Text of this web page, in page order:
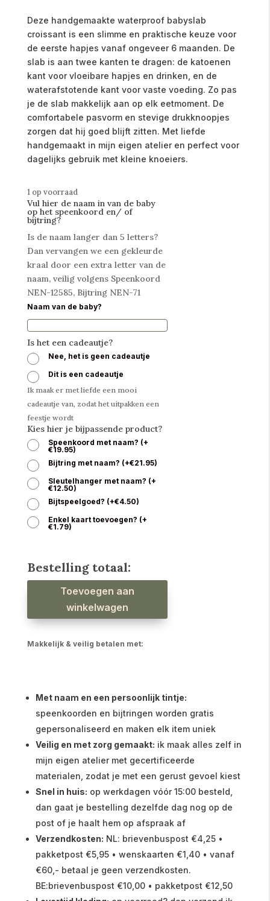
Deze handgemaakte waterproof babyslab
croissant is een slimme en praktische keuze voor
de eerste hapjes vanaf ongeveer 6 maanden. De
slab is aan twee kanten te dragen: de katoenen
kant voor vloeibare hapjes en drinken, en de
waterafstotende kant voor vaste voeding. Zo pas
je de slab makkelijk aan op elk eetmoment. De
comfortabele pasvorm en stevige drukknoopjes
zorgen dat hij goed blijft zitten. Met liefde
handgemaakt in mijn eigen atelier en perfect voor
dagelijks gebruik met kleine knoeiers.
1 op voorraad
Vul hier de naam in van de baby
op het speenkoord en/ of
bijtring?
Is de naam langer dan 5 letters?
Dan vervangen we een gekleurde
kraal door een extra letter van de
naam, veilig volgens Speenkoord
NEN-12585, Bijtring NEN-71
Naam van de baby?
Is het een cadeautje?
Nee, het is geen cadeautje
Dit is een cadeautje
Ik maak er met liefde een mooi
cadeautje van, zodat het uitpakken een
feestje wordt
Kies hier je bijpassende product?
Speenkoord met naam? (+
€19.95)
Bijtring met naam? (+€21.95)
Sleutelhanger met naam? (+
€12.50)
Bijtspeelgoed? (+€4.50)
Enkel kaart toevoegen? (+
€1.79)
Bestelling totaal:
Babyslab
waterproofToevoegen aan
winkelwagen
Makkelijk & veilig betalen met:
Met naam en een persoonlijk tintje:
speenkoorden en bijtringen worden gratis
gepersonaliseerd en maken elk item uniek
Veilig en met zorg gemaakt: ik maak alles zelf in
mijn eigen atelier met gecertificeerde
materialen, zodat je met een gerust gevoel kiest
Snel in huis: op werkdagen vóór 15:00 besteld,
dan gaat je bestelling dezelfde dag nog op de
post of je haalt hem op afspraak af
Verzendkosten: NL: brievenbuspost €4,25 •
pakketpost €5,95 • wenskaarten €1,40 • vanaf
€60,- betaal je geen verzendkosten.
BE:brievenbuspost €10,00 • pakketpost €12,50